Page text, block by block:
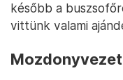
később a
vittünk valami